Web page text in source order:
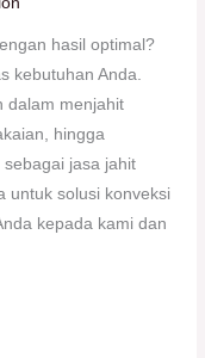
hasil optimal?
kebutuhan Anda.
dalam menjahit
hingga
jasa jahit
untuk solusi konveksi
kepada kami dan